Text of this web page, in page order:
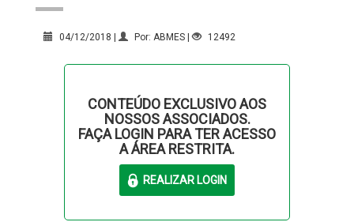
04/12/2018 | Por: ABMES | 12492
CONTEÚDO EXCLUSIVO AOS
NOSSOS ASSOCIADOS.
FAÇA LOGIN PARA TER ACESSO
A ÁREA RESTRITA.